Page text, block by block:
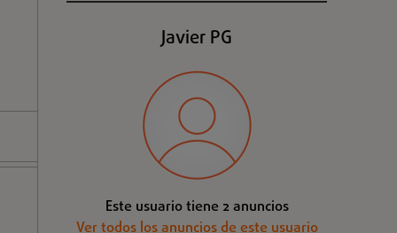
Javier PG
Este usuario tiene 2 anuncios
Ver todos los anuncios de este usuario